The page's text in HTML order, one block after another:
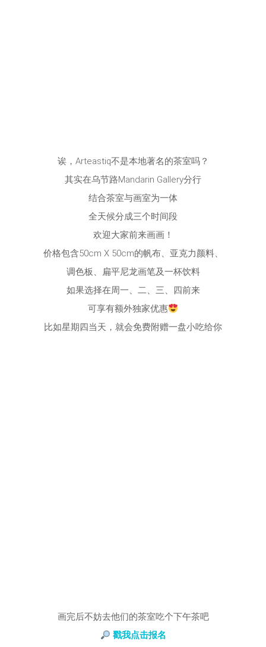
诶，Arteastiq不是本地著名的茶室吗？
其实在乌节路Mandarin Gallery分行
结合茶室与画室为一体
全天候分成三个时间段
欢迎大家前来画画！
价格包含50cm X 50cm的帆布、亚克力颜料、
调色板、扁平尼龙画笔及一杯饮料
如果选择在周一、二、三、四前来
可享有额外独家优惠
比如星期四当天，就会免费附赠一盘小吃给你
画完后不妨去他们的茶室吃个下午茶吧
戳我点击报名